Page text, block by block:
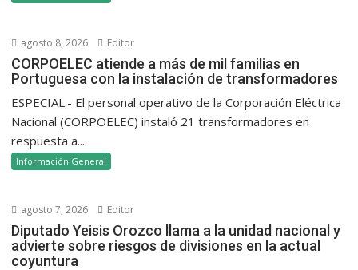
agosto 8, 2026 Editor
CORPOELEC atiende a más de mil familias en
Portuguesa con la instalación de transformadores
ESPECIAL.- El personal operativo de la Corporación Eléctrica
Nacional (CORPOELEC) instaló 21 transformadores en
respuesta a...
Información General
agosto 7, 2026 Editor
Diputado Yeisis Orozco llama a la unidad nacional y
advierte sobre riesgos de divisiones en la actual
coyuntura